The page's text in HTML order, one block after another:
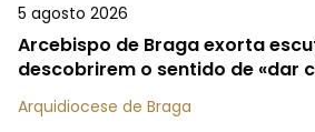
5 agosto 2026
Arcebispo de Braga exorta
descobrirem o sentido de «dar
Arquidiocese de Braga